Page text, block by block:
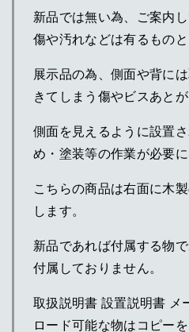
新品では無い為、ご案内
傷や汚れなどは有るものと
展示品の為、側面や背に
きてしまう傷やビスあとが
側面を見えるように設置
め・塗装等の作業が必要に
こちらの商品は右面に木
します。
新品であれば付属する物
付属しておりません。
取扱説明書 設置説明書 メ
ロード可能な物はコピー